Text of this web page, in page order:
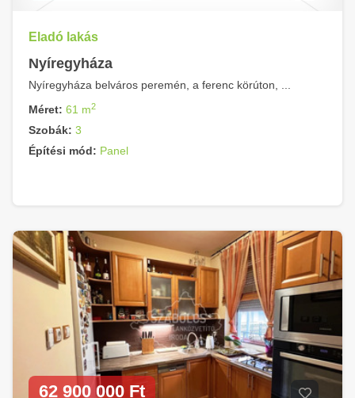
Eladó lakás
Nyíregyháza
Nyíregyháza belváros peremén, a ferenc körúton, ...
Méret: 61 m2
Szobák: 3
Építési mód: Panel
62 900 000 Ft